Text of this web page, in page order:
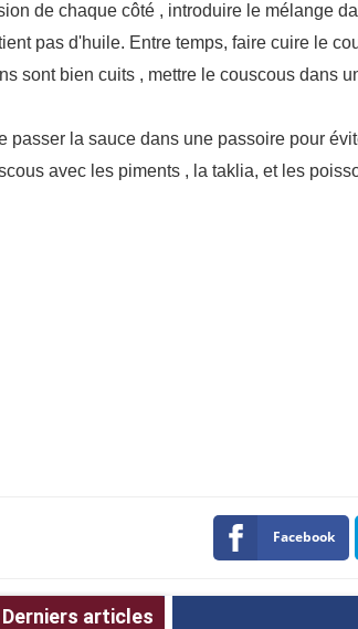
de chaque côté , introduire le mélange
pas d'huile. Entre temps, faire cuire le
sont bien cuits , mettre le couscous dans
passer la sauce dans une passoire pour
avec les piments , la taklia, et les
Facebook
Derniers articles